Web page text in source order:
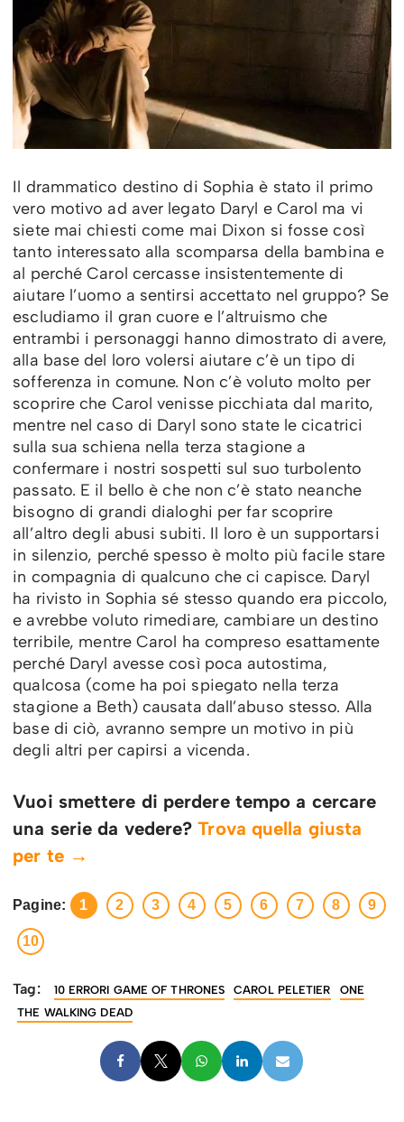
Il drammatico destino di Sophia è stato il primo
vero motivo ad aver legato Daryl e Carol ma vi
siete mai chiesti come mai Dixon si fosse così
tanto interessato alla scomparsa della bambina e
al perché Carol cercasse insistentemente di
aiutare l’uomo a sentirsi accettato nel gruppo? Se
escludiamo il gran cuore e l’altruismo che
entrambi i personaggi hanno dimostrato di avere,
alla base del loro volersi aiutare c’è un tipo di
sofferenza in comune. Non c’è voluto molto per
scoprire che Carol venisse picchiata dal marito,
mentre nel caso di Daryl sono state le cicatrici
sulla sua schiena nella terza stagione a
confermare i nostri sospetti sul suo turbolento
passato. E il bello è che non c’è stato neanche
bisogno di grandi dialoghi per far scoprire
all’altro degli abusi subiti. Il loro è un supportarsi
in silenzio, perché spesso è molto più facile stare
in compagnia di qualcuno che ci capisce. Daryl
ha rivisto in Sophia sé stesso quando era piccolo,
e avrebbe voluto rimediare, cambiare un destino
terribile, mentre Carol ha compreso esattamente
perché Daryl avesse così poca autostima,
qualcosa (come ha poi spiegato nella terza
stagione a Beth) causata dall’abuso stesso. Alla
base di ciò, avranno sempre un motivo in più
degli altri per capirsi a vicenda.
Vuoi smettere di perdere tempo a cercare
una serie da vedere?Trova quella giusta
per te →
Pagine: 1 2 3 4 5 6 7 8 9
10
Tag: 10 ERRORI GAME OF THRONES CAROL PELETIER
ONE
THE WALKING DEAD